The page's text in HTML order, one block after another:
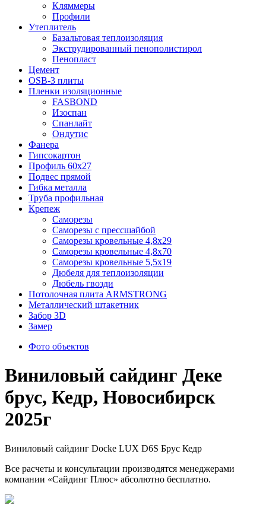
Кляммеры
Профили
Утеплитель
Базальтовая теплоизоляция
Экструдированный пенополистирол
Пенопласт
Цемент
OSB-3 плиты
Пленки изоляционные
FASBOND
Изоспан
Спанлайт
Ондутис
Фанера
Гипсокартон
Профиль 60х27
Подвес прямой
Гибка металла
Труба профильная
Крепеж
Саморезы
Саморезы с прессшайбой
Саморезы кровельные 4,8х29
Саморезы кровельные 4,8х70
Саморезы кровельные 5,5х19
Дюбеля для теплоизоляции
Дюбель гвозди
Потолочная плита ARMSTRONG
Металлический штакетник
Забор 3D
Замер
Фото объектов
Виниловый сайдинг Деке
брус, Кедр, Новосибирск
2025г
Виниловый сайдинг Docke LUX D6S Брус Кедр
Все расчеты и консультации производятся менеджерами
компании «Сайдинг Плюс» абсолютно бесплатно.